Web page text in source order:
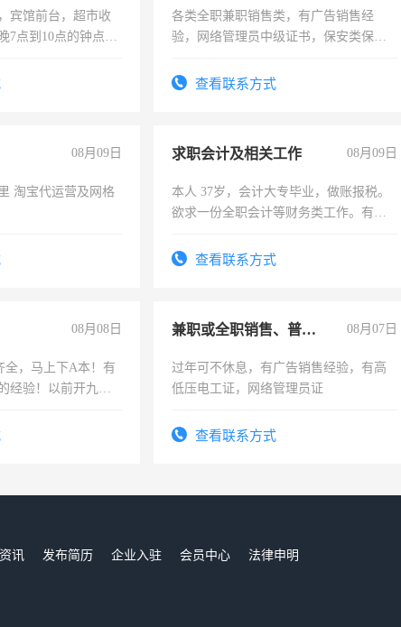
宾馆前台，超市收
7点到10点的钟点
各类全职兼职销售类，有广告销售经
验，网络管理员中级证书，保安类保安
有高低压电工证和十几年工作经验
查看联系方式
08月09日
淘宝代运营及网格
求职会计及相关工作 08月09日
本人 37岁，会计大专毕业，做账报税。
欲求一份全职会计等财务类工作。有会
查看联系方式
08月08日
全，马上下A本！有
经验！以前开九米
兼职或全职销售、普工、维修 08月07日
过年可不休息，有广告销售经验，有高
低压电工证，网络管理员证
查看联系方式
讯 发布简历 企业入驻 会员中心
法律申明